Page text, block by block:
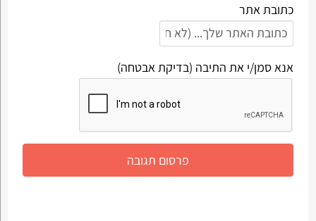
כתובת אתר
אנא סמן/י את התיבה (בדיקת אבטחה)